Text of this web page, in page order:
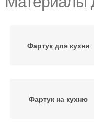
Фартук для кухни
Фартук на кухню